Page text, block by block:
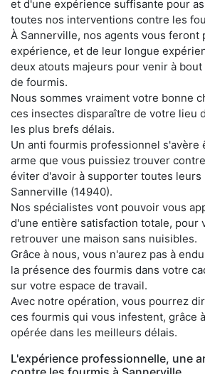
et d'une expérience suffisante pour
toutes nos interventions contre les
À Sannerville, nos agents vous
expérience, et de leur longue
deux atouts majeurs pour venir à
de fourmis.
Nous sommes vraiment votre bonne
ces insectes disparaître de votre lieu
les plus brefs délais.
Un anti fourmis professionnel s'avère
arme que vous puissiez trouver
éviter d'avoir à supporter toutes leurs
Sannerville (14940).
Nos spécialistes vont pouvoir vous
d'une entière satisfaction totale, pour
retrouver une maison sans nuisibles.
Grâce à nous, vous n'aurez pas à
la présence des fourmis dans votre
sur votre espace de travail.
Avec notre opération, vous pourrez
ces fourmis qui vous infestent, grâce
opérée dans les meilleurs délais.
L'expérience professionnelle, une